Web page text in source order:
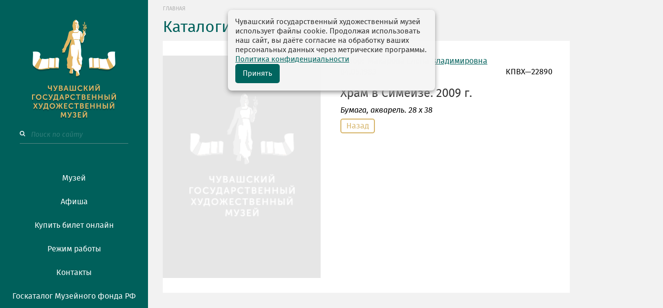
Музей
Афиша
Купить билет онлайн
Режим работы
Контакты
Госкаталог Музейного фонда РФ
ГЛАВНАЯ
Каталоги выставок
автор: Макарова Елена Владимировна
КПВХ—22890
Храм в Симеизе. 2009 г.
Бумага, акварель. 28 х 38
Назад
Чувашский государственный художественный музей
использует файлы cookie. Продолжая использовать
наш сайт, вы даёте согласие на обработку ваших
персональных данных через метрические программы.
Политика конфиденциальности
Принять